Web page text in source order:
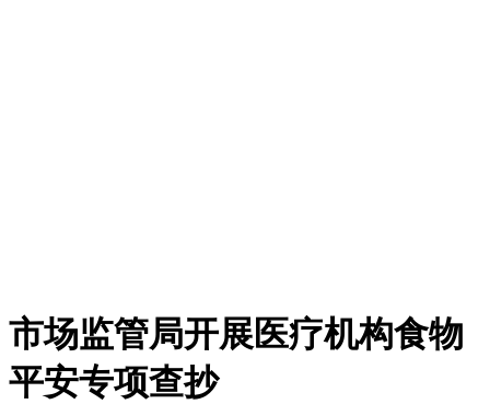
市场监管局开展医疗机构食物
平安专项查抄